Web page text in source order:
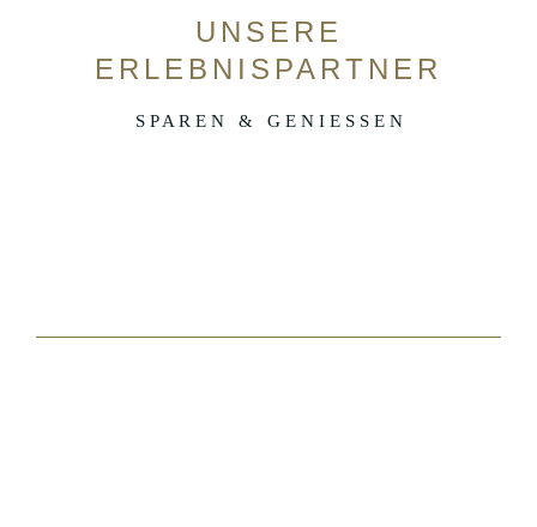
UNSERE
ERLEBNISPARTNER
S P A R E N & G E N I E S S E N